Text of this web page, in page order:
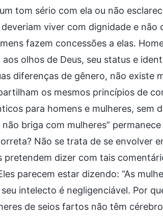
tom sério com ela ou não
viver com dignidade e não
fazem concessões a elas.
olhos de Deus, seu status e
diferenças de gênero, não existe
os mesmos princípios de
para homens e mulheres, sem
briga com mulheres”
Não se trata de se envolver
dizer com tais
parecem estar dizendo: “As
intelecto é negligenciável. Por
de seios fartos não têm